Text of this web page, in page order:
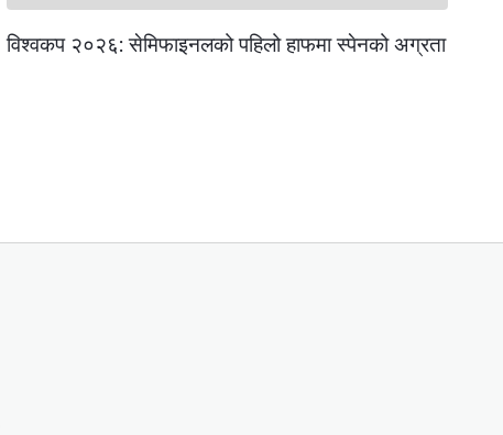
विश्वकप २०२६: सेमिफाइनलको पहिलो हाफमा स्पेनको अग्रता